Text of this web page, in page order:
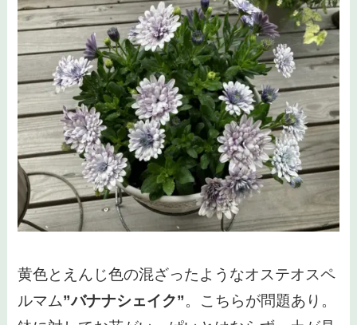
黄色とえんじ色の混ざったようなオステオスペ
ルマム”バナナシェイク”。こちらが問題あり。